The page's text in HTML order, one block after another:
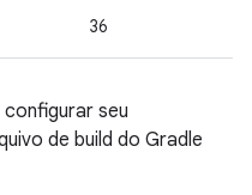
36
seu
de build do Gradle